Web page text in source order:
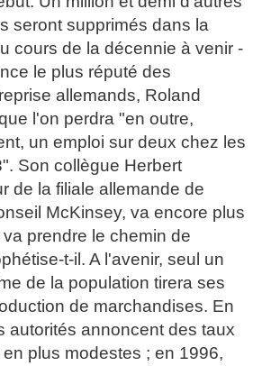
seront supprimés dans la
cours de la décennie à venir -
le plus réputé des
allemands, Roland
l'on perdra "en outre,
un emploi sur deux chez les
Son collègue Herbert
de la filiale allemande de
McKinsey, va encore plus
prendre le chemin de
t-il. A l'avenir, seul un
de la population tirera ses
de marchandises. En
autorités annoncent des taux
plus modestes ; en 1996,